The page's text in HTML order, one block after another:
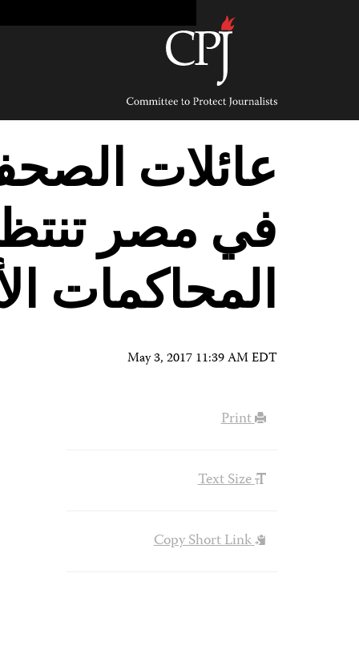
Committee
Protect
Journalists
عائلات
في مصر
المحاكمات
May 3, 2017 11:39 AM EDT
Print
Text Size
Copy Short Link